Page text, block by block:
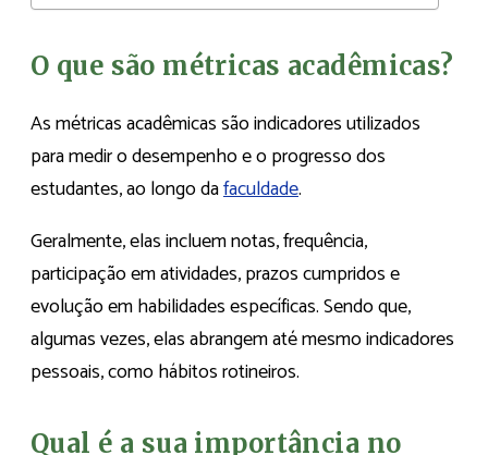
O que são métricas acadêmicas?
As métricas acadêmicas são indicadores utilizados
para medir o desempenho e o progresso dos
estudantes, ao longo dafaculdade.
Geralmente, elas incluem notas, frequência,
participação em atividades, prazos cumpridos e
evolução em habilidades específicas. Sendo que,
algumas vezes, elas abrangem até mesmo indicadores
pessoais, como hábitos rotineiros.
Qual é a sua importância no